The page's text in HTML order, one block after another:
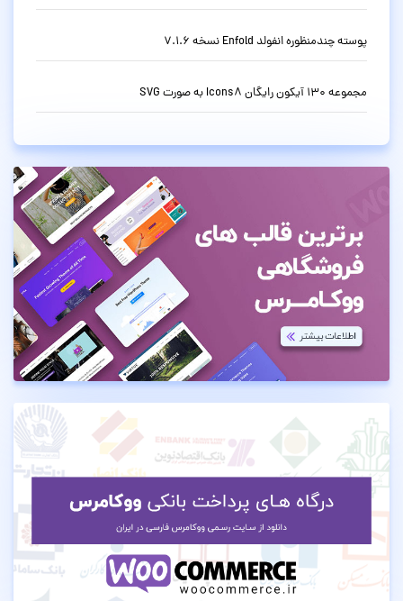
پوسته چندمنظوره انفولد Enfold نسخه 7.1.6
مجموعه 130 آیکون رایگان Icons8 به صورت SVG